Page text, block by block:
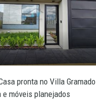
pronta no Villa Gramado
móveis planejados